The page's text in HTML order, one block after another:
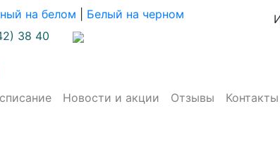
на белом Белый на черном
38 40
Новости и акции Отзывы Контакты